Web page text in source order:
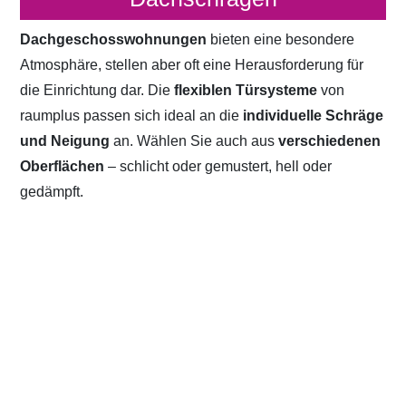
Dachgeschosswohnungen bieten eine besondere
Atmosphäre, stellen aber oft eine Herausforderung für
die Einrichtung dar. Dieflexiblen Türsystemevon
raumplus passen sich ideal an die individuelle Schräge
und Neigung an. Wählen Sie auch ausverschiedenen
Oberflächen – schlicht oder gemustert, hell oder
gedämpft.